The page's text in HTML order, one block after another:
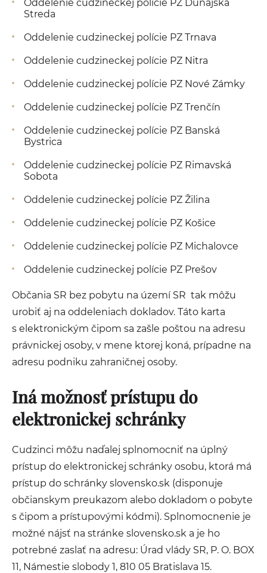
Oddelenie cudzineckej polície PZ Dunajská
Streda
Oddelenie cudzineckej polície PZ Trnava
Oddelenie cudzineckej polície PZ Nitra
Oddelenie cudzineckej polície PZ Nové Zámky
Oddelenie cudzineckej polície PZ Trenčín
Oddelenie cudzineckej polície PZ Banská
Bystrica
Oddelenie cudzineckej polície PZ Rimavská
Sobota
Oddelenie cudzineckej polície PZ Žilina
Oddelenie cudzineckej polície PZ Košice
Oddelenie cudzineckej polície PZ Michalovce
Oddelenie cudzineckej polície PZ Prešov
Občania SR bez pobytu na území SR tak môžu
urobiť aj na oddeleniach dokladov. Táto karta
s elektronickým čipom sa zašle poštou na adresu
právnickej osoby, v mene ktorej koná, prípadne na
adresu podniku zahraničnej osoby.
Iná možnosť prístupu do
elektronickej schránky
Cudzinci môžu naďalej splnomocniť na úplný
prístup do elektronickej schránky osobu, ktorá má
prístup do schránky slovensko.sk (disponuje
občianskym preukazom alebo dokladom o pobyte
s čipom a prístupovými kódmi). Splnomocnenie je
možné nájsť na stránke slovensko.sk a je ho
potrebné zaslať na adresu: Úrad vlády SR, P. O. BOX
11, Námestie slobody 1, 810 05 Bratislava 15.